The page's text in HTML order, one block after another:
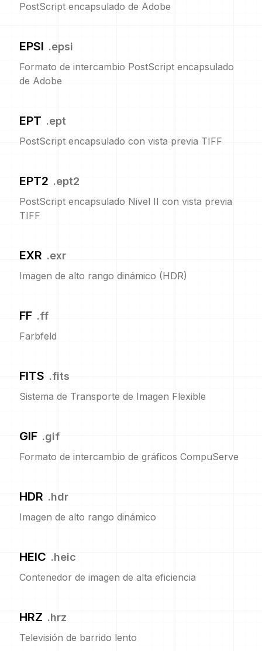
PostScript encapsulado de Adobe
EPSI .epsi
Formato de intercambio PostScript encapsulado
de Adobe
EPT .ept
PostScript encapsulado con vista previa TIFF
EPT2 .ept2
PostScript encapsulado Nivel II con vista previa
TIFF
EXR .exr
Imagen de alto rango dinámico (HDR)
FF .ff
Farbfeld
FITS .fits
Sistema de Transporte de Imagen Flexible
GIF .gif
Formato de intercambio de gráficos CompuServe
HDR .hdr
Imagen de alto rango dinámico
HEIC .heic
Contenedor de imagen de alta eficiencia
HRZ .hrz
Televisión de barrido lento